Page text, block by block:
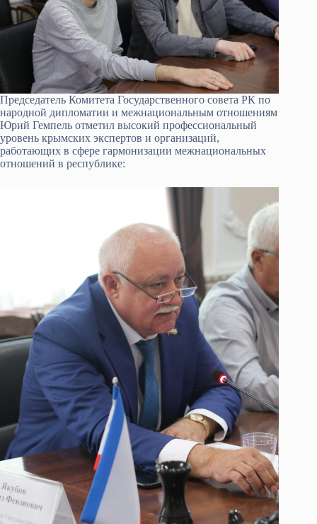
Председатель Комитета Государственного совета РК по
народной дипломатии и межнациональным отношениям
Юрий Гемпель отметил высокий профессиональный
уровень крымских экспертов и организаций,
работающих в сфере гармонизации межнациональных
отношений в республике: